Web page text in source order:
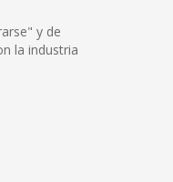
y de
la industria